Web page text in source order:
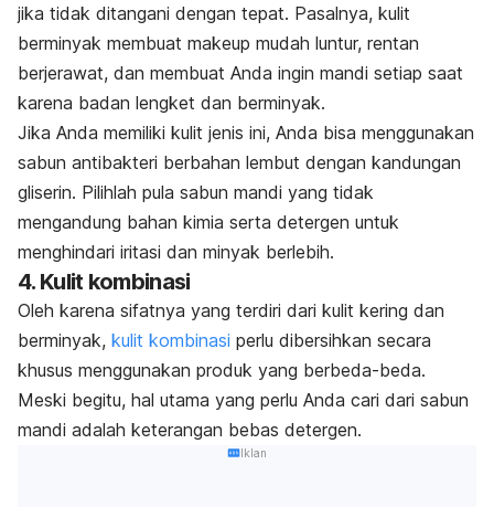
jika tidak ditangani dengan tepat. Pasalnya, kulit
berminyak membuat makeup mudah luntur, rentan
berjerawat, dan membuat Anda ingin mandi setiap saat
karena badan lengket dan berminyak.
Jika Anda memiliki kulit jenis ini, Anda bisa menggunakan
sabun antibakteri berbahan lembut dengan kandungan
gliserin. Pilihlah pula sabun mandi yang tidak
mengandung bahan kimia serta detergen untuk
menghindari iritasi dan minyak berlebih.
4. Kulit kombinasi
Oleh karena sifatnya yang terdiri dari kulit kering dan
berminyak, kulit kombinasi perlu dibersihkan secara
khusus menggunakan produk yang berbeda-beda.
Meski begitu, hal utama yang perlu Anda cari dari sabun
mandi adalah keterangan bebas detergen.
Iklan